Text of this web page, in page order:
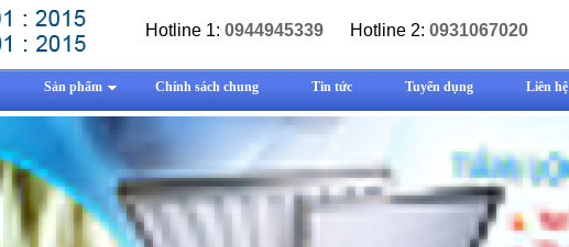
Hotline 1: 0944945339 Hotline 2: 0931067020
Sản phẩm Chính sách chung Tin tức Tuyển dụng Liên hệ